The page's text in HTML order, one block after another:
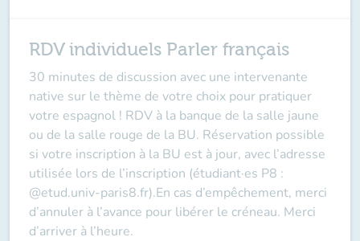
RDV individuels Parler français
30 minutes de discussion avec une intervenante
native sur le thème de votre choix pour pratiquer
votre espagnol ! RDV à la banque de la salle jaune
ou de la salle rouge de la BU. Réservation possible
si votre inscription à la BU est à jour, avec l’adresse
utilisée lors de l’inscription (étudiant·es P8 :
@etud.univ-paris8.fr).En cas d’empêchement, merci
d’annuler à l’avance pour libérer le créneau. Merci
d’arriver à l’heure.